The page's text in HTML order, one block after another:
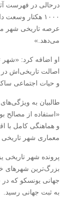
درحالی در فهرست
می‌دهد.»
او اضافه کرد:
اصالت تاریخی‌اش
و حیات اجتماعی
طالبیان به
«استفاده از مصالح
و هماهنگی کامل با
معماری شهر
پرونده شهر تاریخی
بزرگ‌ترین شهرهای
جهانی یونسکو که
به ثبت جهانی رسید.